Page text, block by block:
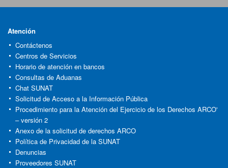
Atención
Contáctenos
Centros de Servicios
Horario de atención en bancos
Consultas de Aduanas
Chat SUNAT
Solicitud de Acceso a la Información Pública
Procedimiento para la Atención del Ejercicio de los Derechos ARCO'
– versión 2
Anexo de la solicitud de derechos ARCO
Política de Privacidad de la SUNAT
Denuncias
Proveedores SUNAT